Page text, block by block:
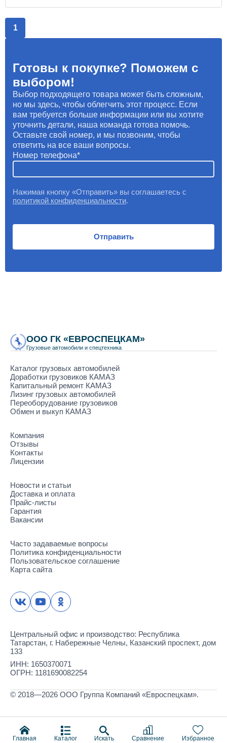
1
Готовы к покупке? Поможем с
выбором!
Выбор подходящего товара может быть сложным,
но мы здесь, чтобы облегчить этот процесс. Если
вам требуется больше информации или вы хотите
уточнить детали, наша команда готова помочь.
Оставьте свой номер, и мы позвоним, чтобы
ответить на все ваши вопросы.
Номер телефона
Нажимая кнопку «Отправить» вы соглашаетесь с
политикой конфиденциальности.
Отправить
ООО ГК «ЕВРОСПЕЦКАМ»
Грузовые автомобили и спецтехника
Каталог грузовых автомобилей
Доработки грузовиков КАМАЗ
Капитальный ремонт КАМАЗ
Лизинг грузовых автомобилей
Переоборудование грузовиков
Обмен и выкуп КАМАЗ
Компания
Отзывы
Контакты
Лицензии
Новости и статьи
Доставка и оплата
Прайс-листы
Гарантия
Вакансии
Часто задаваемые вопросы
Политика конфиденциальности
Пользовательское соглашение
Карта сайта
Центральный офис и производство: Республика
Татарстан, г. Набережные Челны, Казанский проспект, дом
133
ИНН: 1650370071
ОГРН: 1181690082254
© 2018—2026 ООО Группа Компаний «Евроспецкам».
Главная Каталог Искать Сравнение Избранное